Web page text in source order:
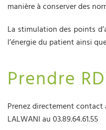
manière à conserver des
La stimulation des points
l’énergie du patient ainsi
Prendre
Prenez directement contact
LALWANI au 03.89.64.61.55